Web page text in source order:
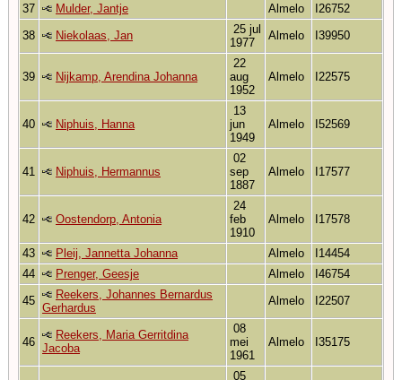
37
Mulder, Jantje Almelo
I26752
38
Niekolaas, Jan
25 jul
1977
Almelo I39950
39 Nijkamp, Arendina Johanna
22
aug
1952
Almelo I22575
40 Niphuis, Hanna
13
jun
1949
Almelo I52569
41 Niphuis, Hermannus
02
sep
1887
Almelo I17577
42 Oostendorp, Antonia
24
feb
1910
Almelo I17578
43 Pleij, Jannetta Johanna Almelo
I14454
44
Prenger, Geesje Almelo
I46754
45
Reekers, Johannes Bernardus
Gerhardus
Almelo I22507
46
Reekers, Maria Gerritdina
Jacoba
08
mei
1961
Almelo I35175
05